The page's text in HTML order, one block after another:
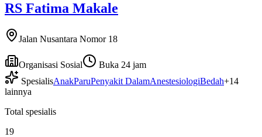
RS Fatima Makale
Jalan Nusantara Nomor 18
Organisasi Sosial
Buka 24 jam
SpesialisAnakParuPenyakit DalamAnestesiologiBedah+14
lainnya
Total spesialis
19